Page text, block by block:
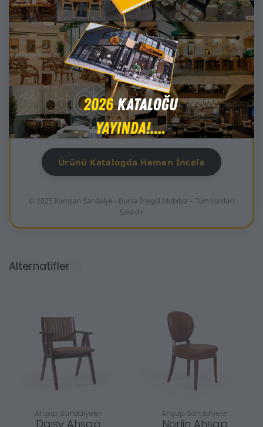
Geniş oturum alanı ve ergonomik sırt yapısı uzun
süreli oturmalarda dahi yüksek konfor sağlar. Ürünün
doğal ahşap dokusu, yaşam alanlarına sıcaklık
katarken profesyonel mekanlarda da güçlü bir
dekoratif etki oluşturur.
Kafe, restoran, otel, butik işletmeler ve ev yemek
odaları için ideal seçeneklerden biridir. Kolay
temizlenen yüzeyi ve uzun ömürlü malzeme kalitesi
sayesinde yoğun kullanıma uygundur.
Ürünü Katalogda Hemen İncele
© 2025 Kamsan Sandalye - Bursa İnegöl Mobilya – Tüm Hakları
Saklıdır
Alternatifler
Ahşap Sandalyeler
Daisy Ahşap
Ahşap Sandalyeler
Norlin Ahşap